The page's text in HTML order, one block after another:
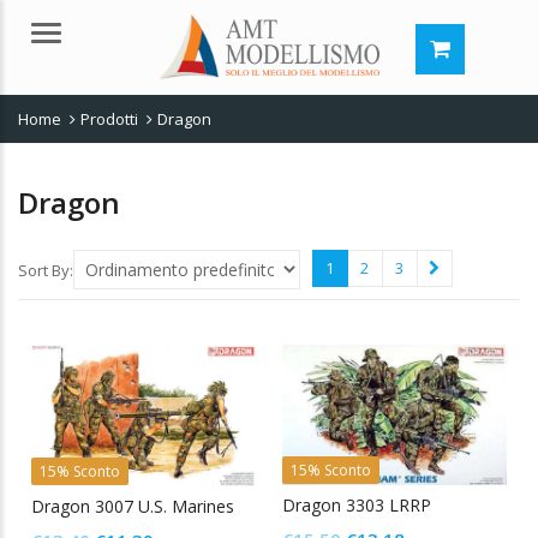
Menu
Home Prodotti Dragon
Dragon
Sort By: 1 2 3
15% Sconto
Dragon 3007 U.S. Marines
15% Sconto
Dragon 3303 LRRP